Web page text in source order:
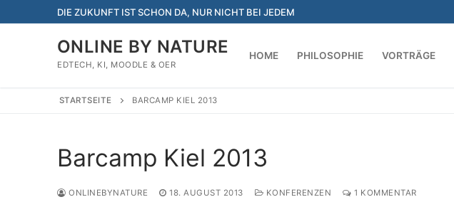
Inhalt
DIE ZUKUNFT IST SCHON DA, NUR NICHT BEI JEDEM
ONLINE BY NATURE
EDTECH, KI, MOODLE & OER
HOME PHILOSOPHIE VORTRÄGE
STARTSEITE BARCAMP KIEL 2013
Barcamp Kiel 2013
ONLINEBYNATURE 18. AUGUST 2013 KONFERENZEN 1 KOMMENTAR